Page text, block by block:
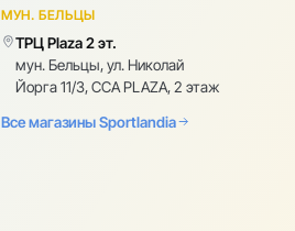
МУН. БЕЛЬЦЫ
ТРЦ Plaza 2 эт.
мун. Бельцы, ул. Николай
Йорга 11/3, CCA PLAZA, 2 этаж
Все магазины Sportlandia